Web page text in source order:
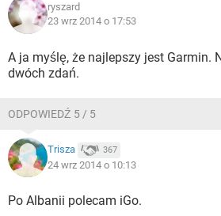
ryszard
23 wrz 2014 o 17:53
A ja myślę, że najlepszy jest Garmin.
dwóch zdań.
ODPOWIEDŹ 5 / 5
Trisza 367
24 wrz 2014 o 10:13
Po Albanii polecam iGo.